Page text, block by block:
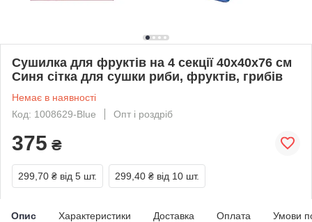
Сушилка для фруктів на 4 секції 40х40х76 см
Синя сітка для сушки риби, фруктів, грибів
Немає в наявності
Код: 1008629-Blue
Опт і роздріб
375 ₴
299,70 ₴ від 5 шт. 299,40 ₴ від 10 шт.
Опис Характеристики Доставка Оплата Умови